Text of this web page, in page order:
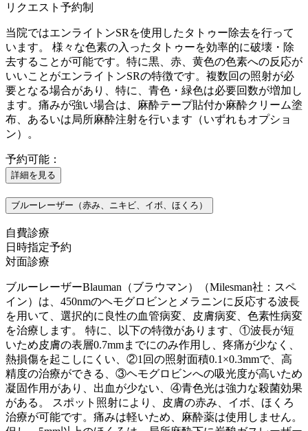
リクエスト予約制
当院ではエンライトンSRを使用したタトゥー除去を行って
います。 様々な色素の入ったタトゥーを効率的に破壊・除
去することが可能です。特に黒、赤、黄色の色素への反応が
いいことがエンライトンSRの特徴です。複数回の照射が必
要となる場合があり、特に、青色・緑色は必要回数が増加し
ます。痛みが強い場合は、麻酔テープ貼付か麻酔クリーム塗
布、あるいは局所麻酔注射を行います（いずれもオプショ
ン）。
予約可能：
詳細を見る
ブルーレーザー（赤み、ニキビ、イボ、ほくろ）
自費診療
日時指定予約
対面診療
ブルーレーザーBlauman（ブラウマン）（Milesman社：スペ
イン）は、450nmのヘモグロビンとメラニンに反応する波長
を用いて、選択的に良性の血管病変、皮膚病変、色素性病変
を治療します。 特に、以下の特徴があります、①波長が短
いため皮膚の表層0.7mmまでにのみ作用し、疼痛が少なく、
熱損傷を起こしにくい、②1回の照射面積0.1×0.3mmで、高
精度の治療ができる、③ヘモグロビンへの吸光度が高いため
凝固作用があり、出血が少ない、④青色光は強力な殺菌効果
がある。 スポット照射により、皮膚の赤み、イボ、ほくろ
治療が可能です。痛みは軽いため、麻酔薬は使用しません。